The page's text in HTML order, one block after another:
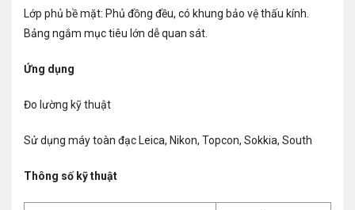
Lớp phủ bề mặt: Phủ đồng đều, có khung bảo vệ thấu kính.
Bảng ngắm mục tiêu lớn dễ quan sát.
Ứng dụng
Đo lường kỹ thuật
Sử dụng máy toàn đạc Leica, Nikon, Topcon, Sokkia, South
Thông số kỹ thuật